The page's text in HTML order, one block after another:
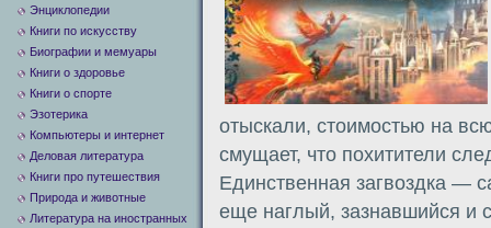
отыскали, стоимостью на
смущает, что похитители
Единственная загвоздка —
еще наглый, зазнавшийся и
Энциклопедии
Книги по искусству
Биографии и мемуары
Книги о здоровье
Книги о спорте
Эзотерика
Компьютеры и интернет
Деловая литература
Книги про путешествия
Природа и животные
Литература на иностранных